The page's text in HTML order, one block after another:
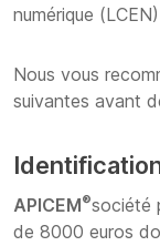
numérique
Nous vous
suivantes avant
APICEM®société
de 8000 euros